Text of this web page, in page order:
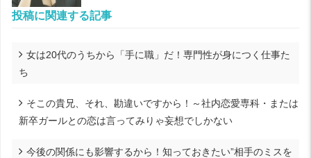
投稿に関連する記事
女は20代のうちから「手に職」だ！専門性が身につく仕事た
ち
そこの貴兄、それ、勘違いですから！～社内恋愛専科・または
新卒ガールとの恋は言ってみりゃ妄想でしかない
今後の関係にも影響するから！知っておきたい”相手のミスを